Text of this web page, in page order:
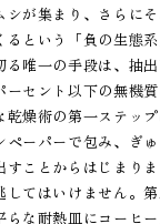
シが集まり、さらに
るという「負の生態
る唯一の手段は、抽
ーセント以下の無機
乾燥術の第一ステッ
ーパーで包み、ぎ
すことからはじまり
してはいけません。
らな耐熱皿にコーヒ